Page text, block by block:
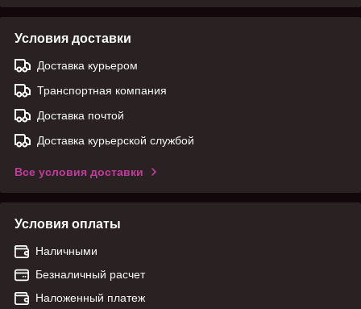
Условия доставки
Доставка курьером
Транспортная компания
Доставка почтой
Доставка курьерской службой
Все условия доставки
Условия оплаты
Наличными
Безналичный расчет
Наложенный платеж